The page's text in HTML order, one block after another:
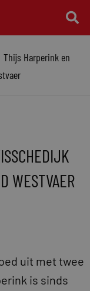
Thijs Harperink en
WESTVAER
uit met twee
is sinds